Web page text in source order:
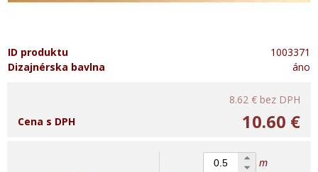
ID produktu
1003371
Dizajnérska bavlna
áno
8.62 € bez DPH
10.60 €
Cena s DPH
m